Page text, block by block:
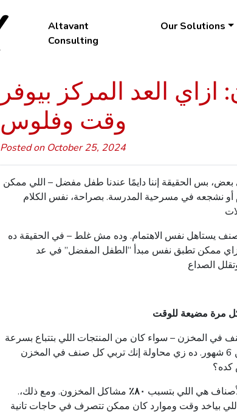
Altavant
Consulting
Our Solutions
العد المركز بيوفر
Posted on October 25, 2024
بعض، بس الحقيقة إننا دايمًا عندنا طفل مفضل – اللي ممكن
أو نشجعه في مسرحية المدرسة. بصراحة، نفس الكلام
يستاهل نفس الاهتمام. وده مش غلط – في الحقيقة ده
ممكن تطبق نفس مبدأ “الطفل المفضل” في عد
الصداع
مرة مضيعة للوقت
في المخزن – سواء كان من المنتجات اللي بتتباع بسرعة
شهور .ده زي محاولة إنك تربي كل صنف في المخزن
كده؟
هي اللي بتسبب ٨٠٪ مشاكل المخزون. ومع ذلك،
بياخد وقت وموارد كان ممكن تتصرف في حاجات تانية